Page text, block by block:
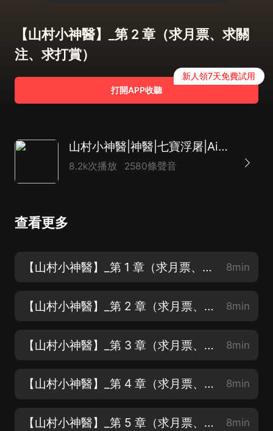
【山村小神醫】_第 2 章（求月票、求關
注、求打賞）
打開APP收聽
新人領7天免費試用
山村小神醫|神醫|七寶浮屠|Ai多播
8.2k次播放 2580條聲音
查看更多
【山村小神醫】_第 1 章（求月票、求關注、求打賞） 8min
【山村小神醫】_第 2 章（求月票、求關注、求打賞） 8min
【山村小神醫】_第 3 章（求月票、求關注、求打賞） 8min
【山村小神醫】_第 4 章（求月票、求關注、求打賞） 8min
【山村小神醫】_第 5 章（求月票、求關注、求打賞） 8min